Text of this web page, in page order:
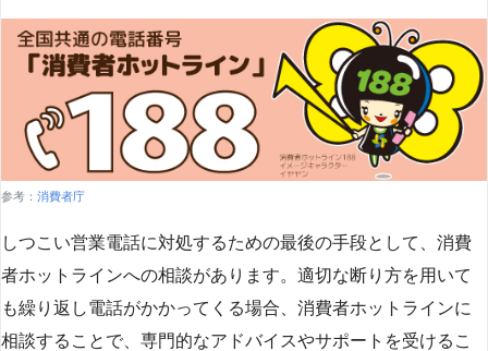
参考： 消費者庁
しつこい営業電話に対処するための最後の手段として、消費
者ホットラインへの相談があります。適切な断り方を用いて
も繰り返し電話がかかってくる場合、消費者ホットラインに
相談することで、専門的なアドバイスやサポートを受けるこ